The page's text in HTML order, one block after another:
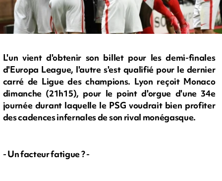
L'un vient d'obtenir son billet pour les demi-finales
d'Europa League, l'autre s'est qualifié pour le dernier
carré de Ligue des champions. Lyon reçoit Monaco
dimanche (21h15), pour le point d'orgue d'une 34e
journée durant laquelle le PSG voudrait bien profiter
des cadences infernales de son rival monégasque.
- Un facteur fatigue ? -